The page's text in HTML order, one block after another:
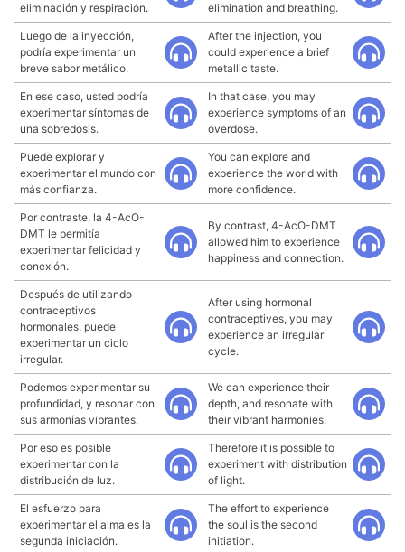
eliminación y respiración. elimination and breathing.
Luego de la inyección,
podría experimentar un
breve sabor metálico.
After the injection, you
could experience a brief
metallic taste.
En ese caso, usted podría
experimentar síntomas de
una sobredosis.
In that case, you may
experience symptoms of an
overdose.
Puede explorar y
experimentar el mundo con
más confianza.
You can explore and
experience the world with
more confidence.
Por contraste, la 4-AcO-
DMT le permitía
experimentar felicidad y
conexión.
By contrast, 4-AcO-DMT
allowed him to experience
happiness and connection.
Después de utilizando
contraceptivos
hormonales, puede
experimentar un ciclo
irregular.
After using hormonal
contraceptives, you may
experience an irregular
cycle.
Podemos experimentar su
profundidad, y resonar con
sus armonías vibrantes.
We can experience their
depth, and resonate with
their vibrant harmonies.
Por eso es posible
experimentar con la
distribución de luz.
Therefore it is possible to
experiment with distribution
of light.
El esfuerzo para
experimentar el alma es la
segunda iniciación.
The effort to experience
the soul is the second
initiation.